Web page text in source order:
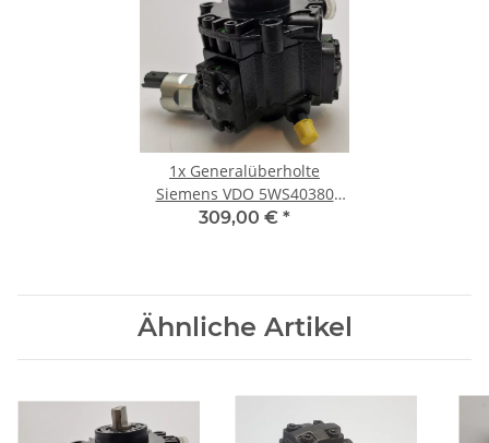
1x Generalüberholte
Siemens VDO 5WS40380
Einspritzpumpe für Citroen
309,00 € *
Ähnliche Artikel